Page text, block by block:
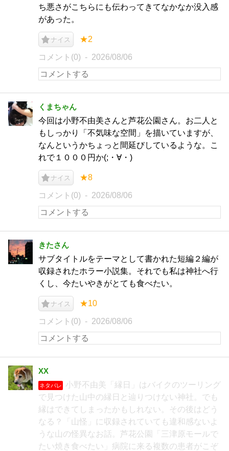
ち悪さがこちらにも伝わってきてなかなか没入感
があった。
ナイス ★2
コメント(0) 2026/08/06
くまちゃん
今回は小野不由美さんと芦花公園さん。お二人と
もしっかり「不気味な空間」を描いていますが、
なんというかちょっと間延びしているような。こ
れで１０００円か(;・∀・)
ナイス ★8
コメント(0) 2026/08/06
きたさん
サブタイトルをテーマとして書かれた短編２編が
収録されたホラー小説集。それでも私は神社へ行
くし、今たいやきがとても食べたい。
ナイス ★10
コメント(0) 2026/08/06
XX
ネタバレ
小野不由美「縁日」はバイクのツーリング
で見つけた山中の縁日と辿りつけない神社。でも
縁はできてしまったかもしれない。その後はどう
なる？「山怪」に収録されていても違和感ないよ
うな山の怪異なお話。芦花公園「三津原モールで
たい焼き食べたい」病院に来る複数の患者がこぞ